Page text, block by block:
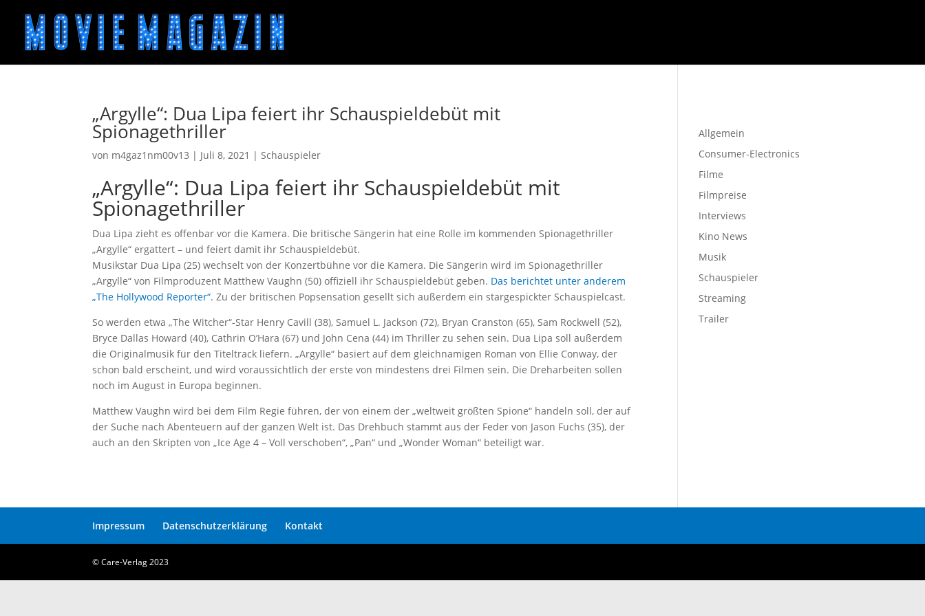
„Argylle“: Dua Lipa feiert ihr Schauspieldebüt mit
Spionagethriller
von m4gaz1nm00v13 | Juli 8, 2021 |Schauspieler
„Argylle“: Dua Lipa feiert ihr Schauspieldebüt mit
Spionagethriller
Dua Lipa zieht es offenbar vor die Kamera. Die britische Sängerin hat eine Rolle im kommenden Spionagethriller
„Argylle“ ergattert – und feiert damit ihr Schauspieldebüt.
Musikstar Dua Lipa (25) wechselt von der Konzertbühne vor die Kamera. Die Sängerin wird im Spionagethriller
„Argylle“ von Filmproduzent Matthew Vaughn (50) offiziell ihr Schauspieldebüt geben. Das berichtet unter anderem
„The Hollywood Reporter“. Zu der britischen Popsensation gesellt sich außerdem ein stargespickter Schauspielcast.
So werden etwa „The Witcher“-Star Henry Cavill (38), Samuel L. Jackson (72), Bryan Cranston (65), Sam Rockwell (52),
Bryce Dallas Howard (40), Cathrin O’Hara (67) und John Cena (44) im Thriller zu sehen sein. Dua Lipa soll außerdem
die Originalmusik für den Titeltrack liefern. „Argylle“ basiert auf dem gleichnamigen Roman von Ellie Conway, der
schon bald erscheint, und wird voraussichtlich der erste von mindestens drei Filmen sein. Die Dreharbeiten sollen
noch im August in Europa beginnen.
Matthew Vaughn wird bei dem Film Regie führen, der von einem der „weltweit größten Spione“ handeln soll, der auf
der Suche nach Abenteuern auf der ganzen Welt ist. Das Drehbuch stammt aus der Feder von Jason Fuchs (35), der
auch an den Skripten von „Ice Age 4 – Voll verschoben“, „Pan“ und „Wonder Woman“ beteiligt war.
Allgemein
Consumer-Electronics
Filme
Filmpreise
Interviews
Kino News
Musik
Schauspieler
Streaming
Trailer
Impressum Datenschutzerklärung Kontakt
© Care-Verlag 2023